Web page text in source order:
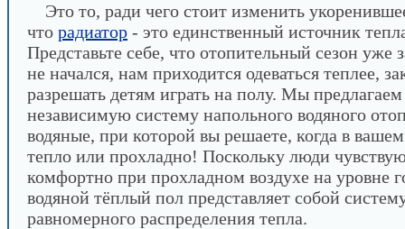
Это то, ради чего стоит изменить
что радиатор - это единственный источник
Представьте себе, что отопительный сезон уже
не начался, нам приходится одеваться теплее,
разрешать детям играть на полу. Мы
независимую систему напольного водяного
водяные, при которой вы решаете, когда в
тепло или прохладно! Поскольку люди
комфортно при прохладном воздухе на уровне
водяной тёплый пол представляет собой
равномерного распределения тепла.